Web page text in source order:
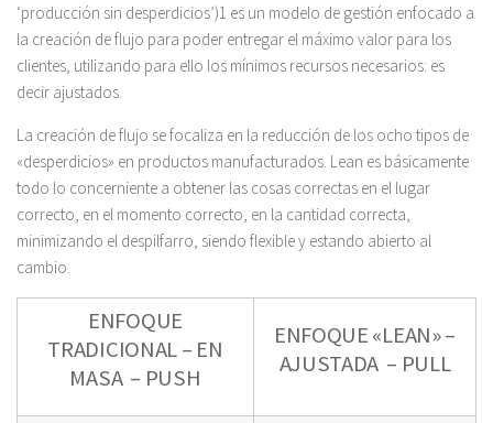
‘producción sin desperdicios’)1 es un modelo de gestión enfocado a
la creación de flujo para poder entregar el máximo valor para los
clientes, utilizando para ello los mínimos recursos necesarios: es
decir ajustados.
La creación de flujo se focaliza en la reducción de los ocho tipos de
«desperdicios» en productos manufacturados. Lean es básicamente
todo lo concerniente a obtener las cosas correctas en el lugar
correcto, en el momento correcto, en la cantidad correcta,
minimizando el despilfarro, siendo flexible y estando abierto al
cambio.
ENFOQUE
TRADICIONAL – EN
MASA  – PUSH
ENFOQUE «LEAN» –
AJUSTADA  – PULL